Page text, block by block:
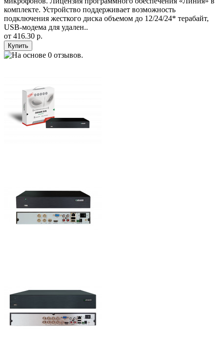
комплекте. Устройство поддерживает возможность
подключения жесткого диска объемом до 12/24/24* терабайт,
USB-модема для удален..
от 416.30 р.